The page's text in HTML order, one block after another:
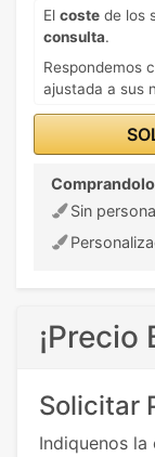
El coste de los
consulta.
Respondemos
ajustada a sus
Sin
Solicitar
Indiquenos